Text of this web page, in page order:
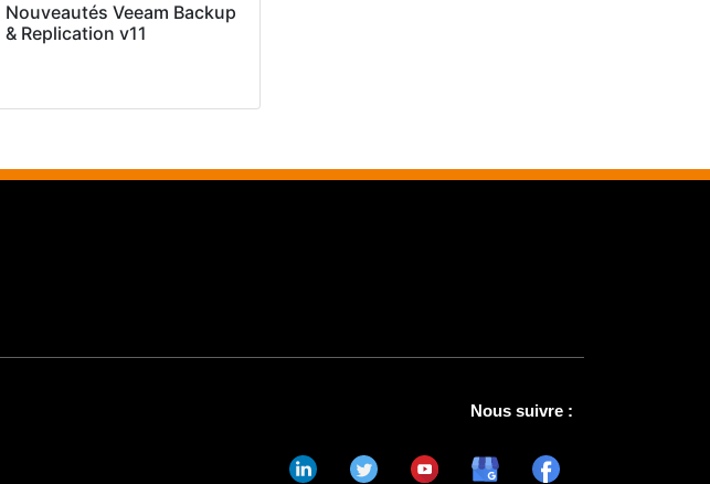
Nouveautés Veeam Backup
& Replication v11
Nous suivre :